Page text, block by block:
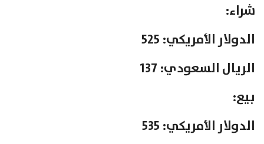
شراء:
الدولار الأمريكي: 525
الريال السعودي: 137
بيع:
الدولار الأمريكي: 535